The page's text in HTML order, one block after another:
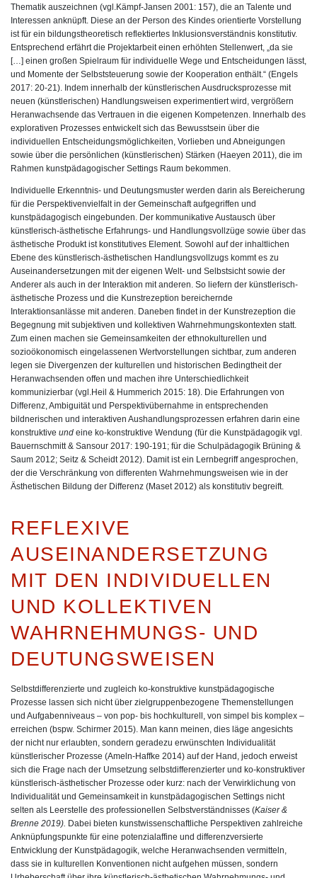
Thematik auszeichnen (vgl.Kämpf-Jansen 2001: 157), die an Talente und
Interessen anknüpft. Diese an der Person des Kindes orientierte Vorstellung
ist für ein bildungstheoretisch reflektiertes Inklusionsverständnis konstitutiv.
Entsprechend erfährt die Projektarbeit einen erhöhten Stellenwert, „da sie
[…] einen großen Spielraum für individuelle Wege und Entscheidungen lässt,
und Momente der Selbststeuerung sowie der Kooperation enthält.“ (Engels
2017: 20-21). Indem innerhalb der künstlerischen Ausdrucksprozesse mit
neuen (künstlerischen) Handlungsweisen experimentiert wird, vergrößern
Heranwachsende das Vertrauen in die eigenen Kompetenzen. Innerhalb des
explorativen Prozesses entwickelt sich das Bewusstsein über die
individuellen Entscheidungsmöglichkeiten, Vorlieben und Abneigungen
sowie über die persönlichen (künstlerischen) Stärken (Haeyen 2011), die im
Rahmen kunstpädagogischer Settings Raum bekommen.
Individuelle Erkenntnis- und Deutungsmuster werden darin als Bereicherung
für die Perspektivenvielfalt in der Gemeinschaft aufgegriffen und
kunstpädagogisch eingebunden. Der kommunikative Austausch über
künstlerisch-ästhetische Erfahrungs- und Handlungsvollzüge sowie über das
ästhetische Produkt ist konstitutives Element. Sowohl auf der inhaltlichen
Ebene des künstlerisch-ästhetischen Handlungsvollzugs kommt es zu
Auseinandersetzungen mit der eigenen Welt- und Selbstsicht sowie der
Anderer als auch in der Interaktion mit anderen. So liefern der künstlerisch-
ästhetische Prozess und die Kunstrezeption bereichernde
Interaktionsanlässe mit anderen. Daneben findet in der Kunstrezeption die
Begegnung mit subjektiven und kollektiven Wahrnehmungskontexten statt.
Zum einen machen sie Gemeinsamkeiten der ethnokulturellen und
sozioökonomisch eingelassenen Wertvorstellungen sichtbar, zum anderen
legen sie Divergenzen der kulturellen und historischen Bedingtheit der
Heranwachsenden offen und machen ihre Unterschiedlichkeit
kommunizierbar (vgl.Heil & Hummerich 2015: 18). Die Erfahrungen von
Differenz, Ambiguität und Perspektivübernahme in entsprechenden
bildnerischen und interaktiven Aushandlungsprozessen erfahren darin eine
konstruktive und eine ko-konstruktive Wendung (für die Kunstpädagogik vgl.
Bauernschmitt & Sansour 2017: 190-191; für die Schulpädagogik Brüning &
Saum 2012; Seitz & Scheidt 2012). Damit ist ein Lernbegriff angesprochen,
der die Verschränkung von differenten Wahrnehmungsweisen wie in der
Ästhetischen Bildung der Differenz (Maset 2012) als konstitutiv begreift.
REFLEXIVE
AUSEINANDERSETZUNG
MIT DEN INDIVIDUELLEN
UND KOLLEKTIVEN
WAHRNEHMUNGS- UND
DEUTUNGSWEISEN
Selbstdifferenzierte und zugleich ko-konstruktive kunstpädagogische
Prozesse lassen sich nicht über zielgruppenbezogene Themenstellungen
und Aufgabenniveaus – von pop- bis hochkulturell, von simpel bis komplex –
erreichen (bspw. Schirmer 2015). Man kann meinen, dies läge angesichts
der nicht nur erlaubten, sondern geradezu erwünschten Individualität
künstlerischer Prozesse (Ameln-Haffke 2014) auf der Hand, jedoch erweist
sich die Frage nach der Umsetzung selbstdifferenzierter und ko-konstruktiver
künstlerisch-ästhetischer Prozesse oder kurz: nach der Verwirklichung von
Individualität und Gemeinsamkeit in kunstpädagogischen Settings nicht
selten als Leerstelle des professionellen Selbstverständnisses (Kaiser &
Brenne 2019). Dabei bieten kunstwissenschaftliche Perspektiven zahlreiche
Anknüpfungspunkte für eine potenzialaffine und differenzversierte
Entwicklung der Kunstpädagogik, welche Heranwachsenden vermitteln,
dass sie in kulturellen Konventionen nicht aufgehen müssen, sondern